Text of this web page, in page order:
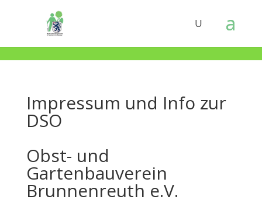
Impressum und Info zur
DSO
Obst- und
Gartenbauverein
Brunnenreuth e.V.